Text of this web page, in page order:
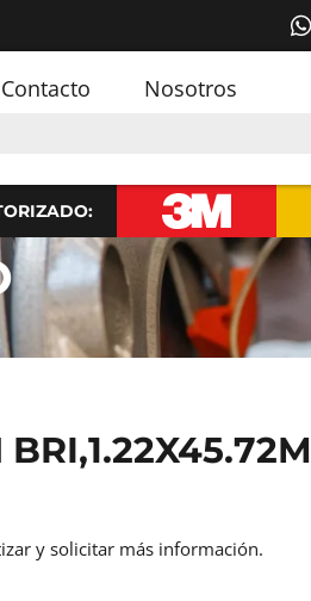
Contacto Nosotros
y solicitar más información.